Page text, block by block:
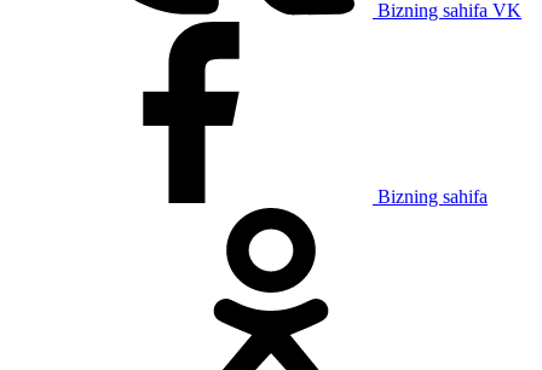
Bizning sahifa VK
Bizning sahifa